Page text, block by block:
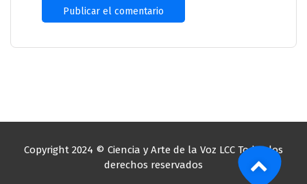
Copyright 2024 © Ciencia y Arte de la Voz LCC Todos los
derechos reservados